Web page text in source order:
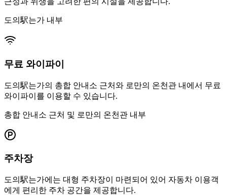
도의駅는가 내부
무료 와이파이
도의駅는가의 총합 안내소 근처와 로만의 온천관 내에서 무료
와이파이를 이용할 수 있습니다.
총합 안내소 근처 및 로만의 온천관 내부
주차장
도의駅는가에는 대형 주차장이 마련되어 있어 자동차 이용객
에게 편리한 주차 공간을 제공합니다.